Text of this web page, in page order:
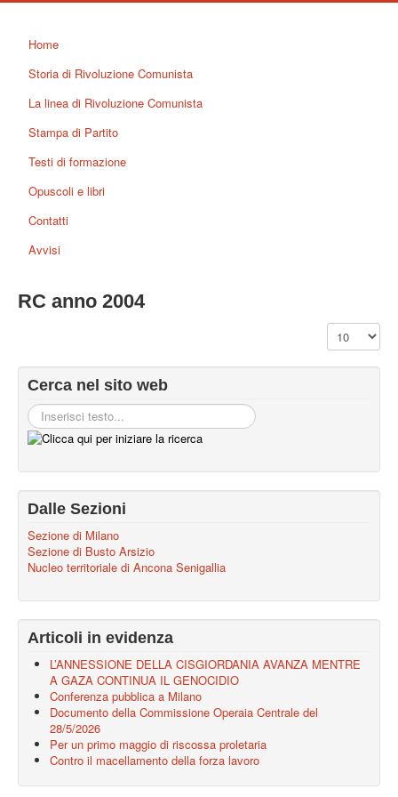
Home
Storia di Rivoluzione Comunista
La linea di Rivoluzione Comunista
Stampa di Partito
Testi di formazione
Opuscoli e libri
Contatti
Avvisi
RC anno 2004
Visualizza n.
Cerca nel sito web
Dalle Sezioni
Sezione di Milano
Sezione di Busto Arsizio
Nucleo territoriale di Ancona Senigallia
Articoli in evidenza
L’ANNESSIONE DELLA CISGIORDANIA AVANZA MENTRE
A GAZA CONTINUA IL GENOCIDIO
Conferenza pubblica a Milano
Documento della Commissione Operaia Centrale del
28/5/2026
Per un primo maggio di riscossa proletaria
Contro il macellamento della forza lavoro